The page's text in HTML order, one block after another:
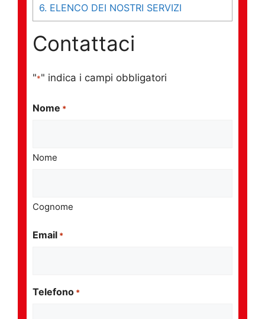
6. ELENCO DEI NOSTRI SERVIZI
Contattaci
"*" indica i campi obbligatori
Nome *
Nome
Cognome
Email *
Telefono *